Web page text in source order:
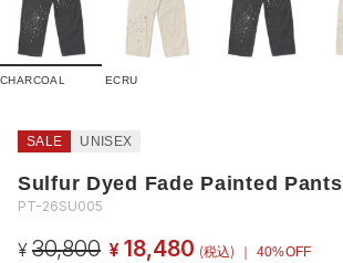
CHARCOAL ECRU
SALE UNISEX
Sulfur Dyed Fade Painted Pants
PT-26SU005
¥ 30,800 ¥ 18,480 (税込) ｜ 40%OFF